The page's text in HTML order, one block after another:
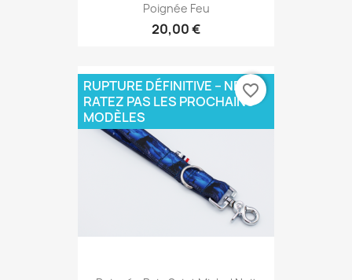
Poignée Feu
20,00 €
RUPTURE DÉFINITIVE – NE
RATEZ PAS LES PROCHAINS
MODÈLES
favorite_border